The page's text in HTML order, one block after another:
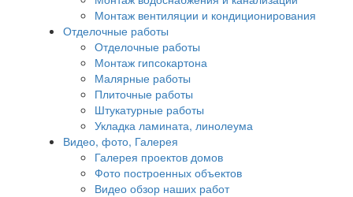
Монтаж вентиляции и кондиционирования
Отделочные работы
Отделочные работы
Монтаж гипсокартона
Малярные работы
Плиточные работы
Штукатурные работы
Укладка ламината, линолеума
Видео, фото, Галерея
Галерея проектов домов
Фото построенных объектов
Видео обзор наших работ